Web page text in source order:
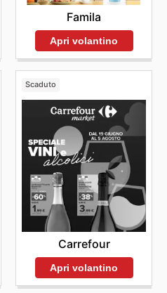
Famila
Apri volantino
Scaduto
Carrefour
Apri volantino